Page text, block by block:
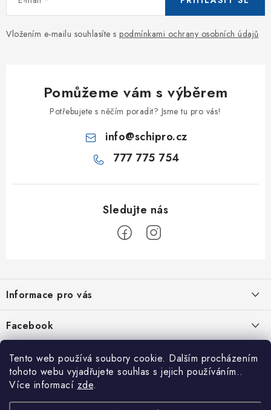
Tento web používá soubory cookie. Dalším procházením
tohoto webu vyjadřujete souhlas s jejich používáním..
Více informací zde.
Vložením e-mailu souhlasíte s podmínkami ochrany osobních údajů
Pomůžeme vám s výběrem
Potřebujete s něčím poradit? Jsme tu pro vás!
info@schipro.cz
777 775 754
p
a
t
Informace pro vás
Jak nakupovat
Obchodní podmínky
Podmínky ochrany osobních údajů
Reklamace
Facebook